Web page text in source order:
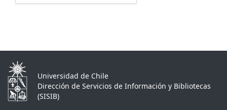
Universidad de Chile
Dirección de Servicios de Información y Bibliotecas
(SISIB)